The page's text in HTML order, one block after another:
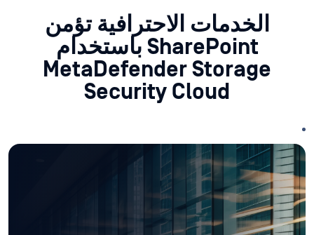
الخدمات الاحترافية تؤمن
SharePoint باستخدام
MetaDefender Storage
Security Cloud